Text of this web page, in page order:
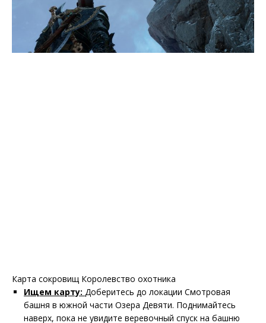
Карта сокровищ Королевство охотника
Ищем карту: Доберитесь до локации Смотровая
башня в южной части Озера Девяти. Поднимайтесь
наверх, пока не увидите веревочный спуск на башню